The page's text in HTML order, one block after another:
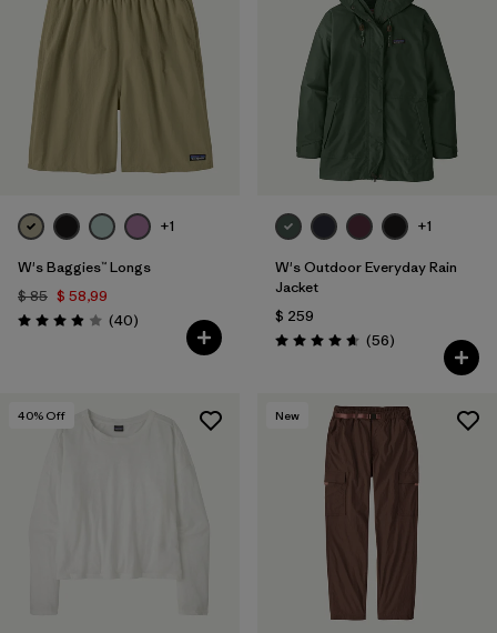
+1
W's Baggies™ Longs
$ 85 $ 58,99
Valoración: 3.9 / 5
(40Comentarios
)
+1
W's Outdoor Everyday Rain
Jacket
$ 259
Valoración: 4.7 / 5
(56Comentarios
)
40% Off New